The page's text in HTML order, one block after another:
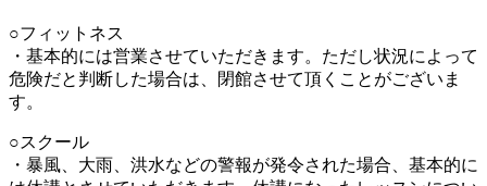
○フィットネス
・基本的には営業させていただきます。ただし状況によって
危険だと判断した場合は、閉館させて頂くことがございま
す。
○スクール
・暴風、大雨、洪水などの警報が発令された場合、基本的に